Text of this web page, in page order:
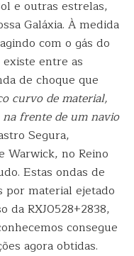
e outras estrelas,
Galáxia. À medida
com o gás do
entre as
de choque que
curvo de material,
frente de um navio
Segura,
Warwick, no Reino
Estas ondas de
por material ejetado
da RXJ0528+2838,
consegue
agora obtidas.